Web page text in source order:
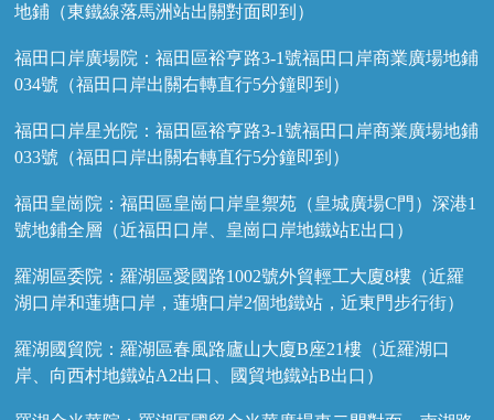
地鋪（東鐵線落馬洲站出關對面即到）
福田口岸廣場院：福田區裕亨路3-1號福田口岸商業廣場地鋪
034號（福田口岸出關右轉直行5分鐘即到）
福田口岸星光院：福田區裕亨路3-1號福田口岸商業廣場地鋪
033號（福田口岸出關右轉直行5分鐘即到）
福田皇崗院：福田區皇崗口岸皇禦苑（皇城廣場C門）深港1
號地鋪全層（近福田口岸、皇崗口岸地鐵站E出口）
羅湖區委院：羅湖區愛國路1002號外貿輕工大廈8樓（近羅
湖口岸和蓮塘口岸，蓮塘口岸2個地鐵站，近東門步行街）
羅湖國貿院：羅湖區春風路廬山大廈B座21樓（近羅湖口
岸、向西村地鐵站A2出口、國貿地鐵站B出口）